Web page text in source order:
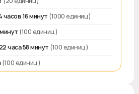
часов 16 минут (1000 единиц)
(100 единиц)
часа 58 минут (100 единиц)
(100 единиц)